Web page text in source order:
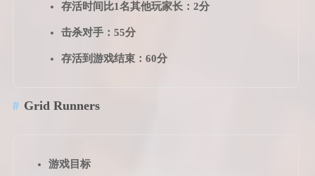
存活时间比1名其他玩家长：2分
击杀对手：55分
存活到游戏结束：60分
Grid Runners
游戏目标